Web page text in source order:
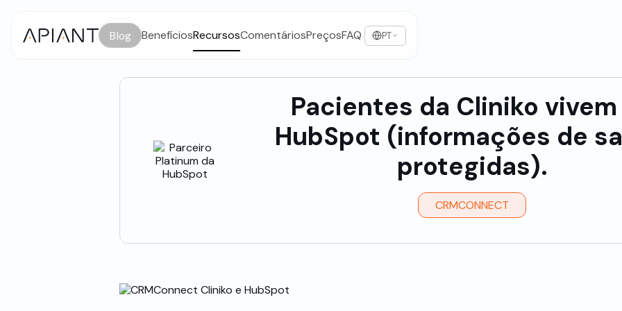
Blog BenefíciosRecursosComentáriosPreçosFAQ PT
Pacientes da Cliniko vivem
HubSpot (informações de
protegidas).
CRMCONNECT